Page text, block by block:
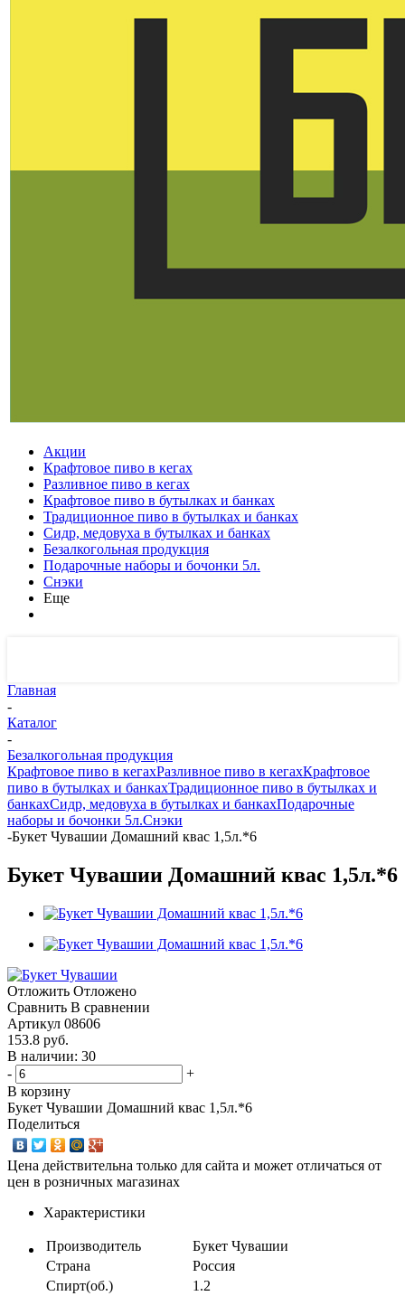
Акции
Крафтовое пиво в кегах
Разливное пиво в кегах
Крафтовое пиво в бутылках и банках
Традиционное пиво в бутылках и банках
Сидр, медовуха в бутылках и банках
Безалкогольная продукция
Подарочные наборы и бочонки 5л.
Снэки
Еще
Главная
-
Каталог
-
Безалкогольная продукция
Крафтовое пиво в кегахРазливное пиво в кегахКрафтовое
пиво в бутылках и банкахТрадиционное пиво в бутылках и
банкахСидр, медовуха в бутылках и банкахПодарочные
наборы и бочонки 5л.Снэки
-Букет Чувашии Домашний квас 1,5л.*6
Букет Чувашии Домашний квас 1,5л.*6
Отложить Отложено
Сравнить В сравнении
Артикул 08606
153.8 руб.
В наличии: 30
-
+
В корзину
Букет Чувашии Домашний квас 1,5л.*6
Поделиться
Цена действительна только для сайта и может отличаться от
цен в розничных магазинах
Характеристики
Производитель
Букет Чувашии
Страна
Россия
Спирт(об.)
1.2